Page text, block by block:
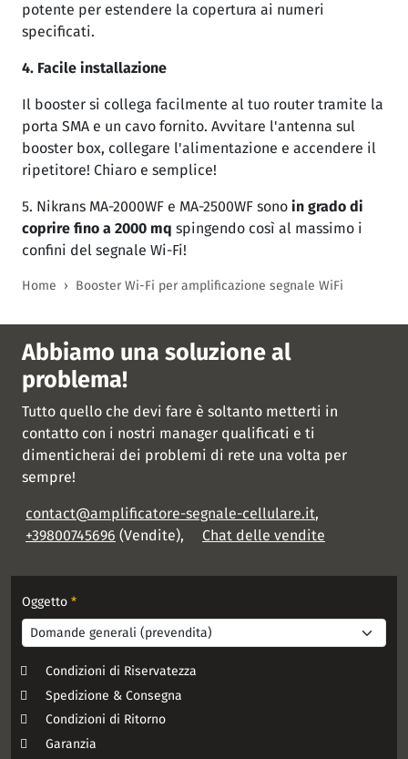
potente per estendere la copertura ai numeri
specificati.
4. Facile installazione
Il booster si collega facilmente al tuo router tramite la
porta SMA e un cavo fornito. Avvitare l'antenna sul
booster box, collegare l'alimentazione e accendere il
ripetitore! Chiaro e semplice!
5. Nikrans MA-2000WF e MA-2500WF sono in grado di
coprire fino a 2000 mq spingendo così al massimo i
confini del segnale Wi-Fi!
Home Booster Wi-Fi per amplificazione segnale WiFi
Abbiamo una soluzione al
problema!
Tutto quello che devi fare è soltanto metterti in
contatto con i nostri manager qualificati e ti
dimenticherai dei problemi di rete una volta per
sempre!
contact@amplificatore-segnale-cellulare.it,
+39800745696 (Vendite), Chat delle vendite
Oggetto *
Condizioni di Riservatezza
Spedizione & Consegna
Condizioni di Ritorno
Garanzia